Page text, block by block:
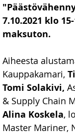
7.10.2021 klo
maksuton.
Aiheesta
Kauppakamari,
Tomi Solakivi,
& Supply Chain
Alina Koskela,
Master Mariner,